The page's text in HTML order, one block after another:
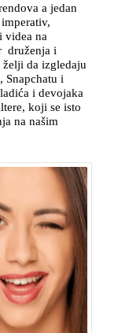
a jedan
videa na
druženja i
da izgledaju
Snapchatu i
i devojaka
koji se isto
na našim